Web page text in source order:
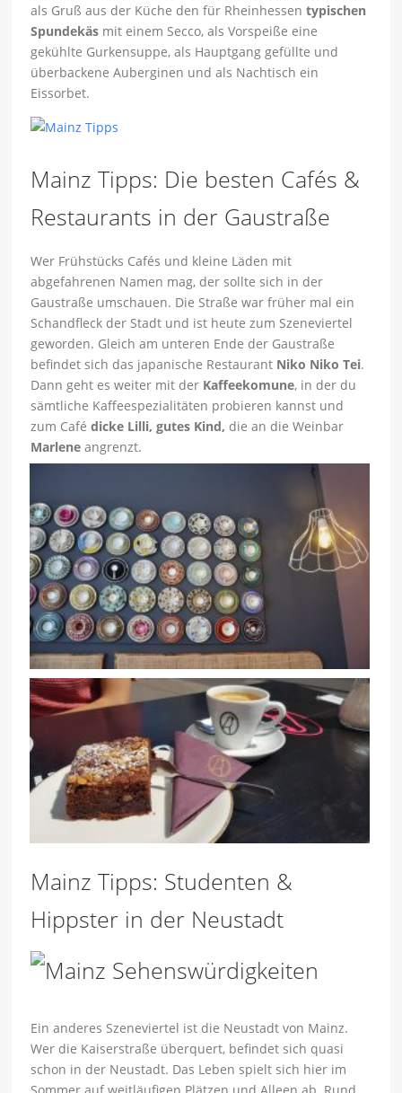
als Gruß aus der Küche den für Rheinhessentypischen
Spundekäs mit einem Secco, als Vorspeiße eine
gekühlte Gurkensuppe, als Hauptgang gefüllte und
überbackene Auberginen und als Nachtisch ein
Eissorbet.
Mainz Tipps: Die besten Cafés &
Restaurants in der Gaustraße
Wer Frühstücks Cafés und kleine Läden mit
abgefahrenen Namen mag, der sollte sich in der
Gaustraße umschauen. Die Straße war früher mal ein
Schandfleck der Stadt und ist heute zum Szeneviertel
geworden. Gleich am unteren Ende der Gaustraße
befindet sich das japanische Restaurant Niko Niko Tei.
Dann geht es weiter mit der Kaffeekomune, in der du
sämtliche Kaffeespezialitäten probieren kannst und
zum Cafédicke Lilli, gutes Kind, die an die Weinbar
Marlene angrenzt.
Mainz Tipps: Studenten &
Hippster in der Neustadt
Ein anderes Szeneviertel ist die Neustadt von Mainz.
Wer die Kaiserstraße überquert, befindet sich quasi
schon in der Neustadt. Das Leben spielt sich hier im
Sommer auf weitläufigen Plätzen und Alleen ab. Rund